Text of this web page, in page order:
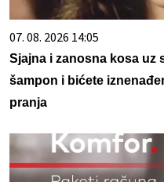
07. 08. 2026 14:05
Sjajna i zanosna kosa uz
šampon i bićete
pranja